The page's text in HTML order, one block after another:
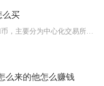
么买
么来的他怎么赚钱